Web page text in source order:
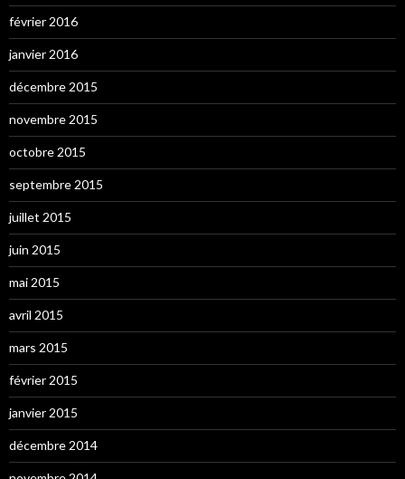
février 2016
janvier 2016
décembre 2015
novembre 2015
octobre 2015
septembre 2015
juillet 2015
juin 2015
mai 2015
avril 2015
mars 2015
février 2015
janvier 2015
décembre 2014